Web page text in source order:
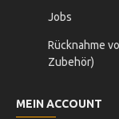
Jobs
Rücknahme
Zubehör)
MEIN ACCOUNT